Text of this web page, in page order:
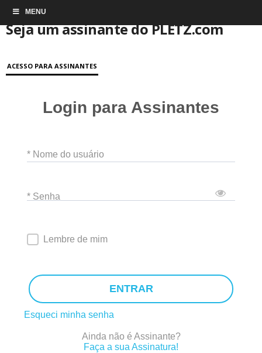
MENU
Início Conta de associação
Seja um assinante do PLETZ.com
ACESSO PARA ASSINANTES
Login para Assinantes
* Nome do usuário
* Senha
Lembre de mim
ENTRAR
Esqueci minha senha
Ainda não é Assinante?
Faça a sua Assinatura!